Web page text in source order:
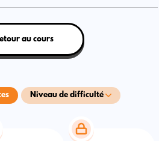
Niveau de difficulté
au cours